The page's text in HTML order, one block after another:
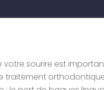
votre sourire est
traitement